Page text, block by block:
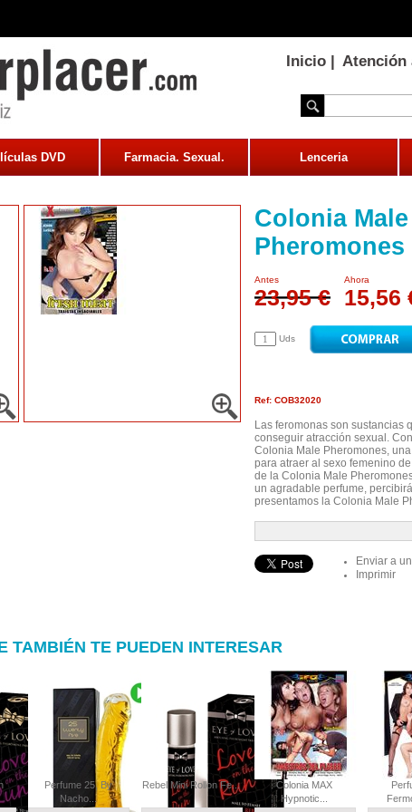
Inicio | Atención
DVD Farmacia. Sexual. Lenceria
Colonia Male
Pheromones
Antes
23,95 €
Ahora
15,56
Uds
Ref: COB32020
Las feromonas son sustancias
conseguir atracción sexual.
Colonia Male Pheromones,
para atraer al sexo femenino
de la Colonia Male
un agradable perfume,
presentamos la Colonia Male
Enviar a
Imprimir
TAMBIÉN TE PUEDEN INTERESAR
Perfume 25, By
Nacho...
Rebel Mini Rollon Fe...
Colonia MAX
Hypnotic...